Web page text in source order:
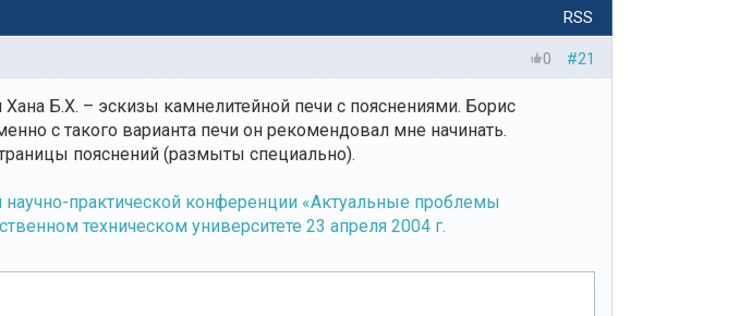
RSS
#21
0
Б.Х. – эскизы камнелитейной печи с пояснениями. Борис
с такого варианта печи он рекомендовал мне начинать.
пояснений (размыты специально).
научно-практической конференции «Актуальные проблемы
техническом университете 23 апреля 2004 г.